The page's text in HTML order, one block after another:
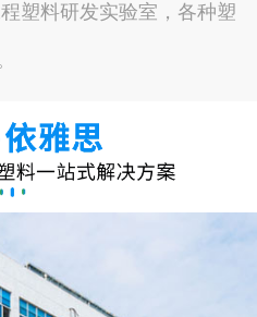
塑料研发实验室，各种塑